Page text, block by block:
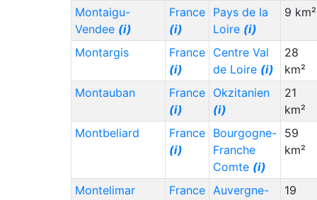
Montaigu-
Vendee (i)
France
(i)
Pays de la
Loire (i)
9 km²
Montargis
France
(i)
Centre Val
de Loire (i)
28
km²
Montauban
France
(i)
Okzitanien
(i)
21
km²
Montbeliard
France
(i)
Bourgogne-
Franche
Comte (i)
59
km²
Montelimar
France Auvergne-
19